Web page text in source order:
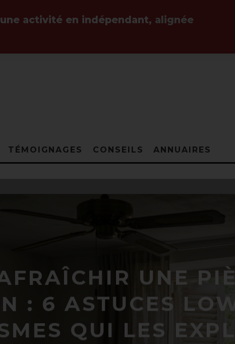
TÉMOIGNAGES CONSEILS ANNUAIRES
UNE
: 6 ASTUCES
QUI LES
activité en indépendant, alignée